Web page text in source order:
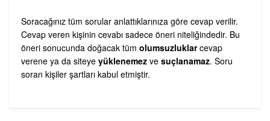
Soracağınız tüm sorular anlattıklarınıza göre cevap verilir.
Cevap veren kişinin cevabı sadece öneri niteliğindedir. Bu
öneri sonucunda doğacak tüm olumsuzluklarcevap
verene ya da siteye yüklenemez ve suçlanamaz. Soru
soran kişiler şartları kabul etmiştir.